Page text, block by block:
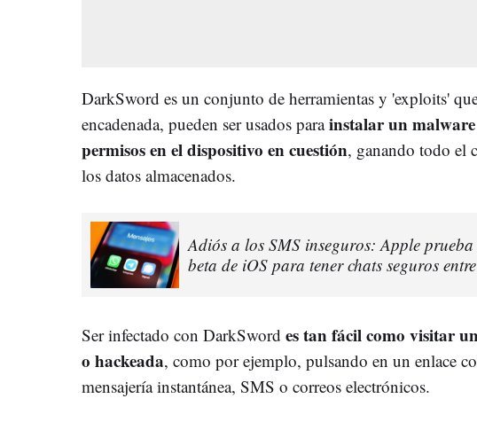
DarkSword es un conjunto de herramientas y 'exploits'
encadenada, pueden ser usados parainstalar un
permisos en el dispositivo en cuestión, ganando todo el
los datos almacenados.
Adiós a los SMS inseguros: Apple
beta de iOS para tener chats seguros
Ser infectado con DarkSword es tan fácil como visitar
o hackeada, como por ejemplo, pulsando en un enlace
mensajería instantánea, SMS o correos electrónicos.